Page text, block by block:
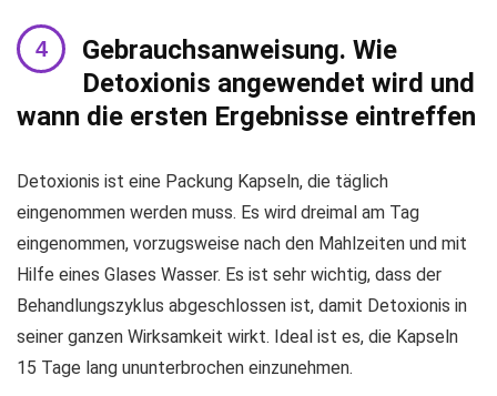
Gebrauchsanweisung. Wie
Detoxionis angewendet wird und
wann die ersten Ergebnisse eintreffen
Detoxionis ist eine Packung Kapseln, die täglich
eingenommen werden muss. Es wird dreimal am Tag
eingenommen, vorzugsweise nach den Mahlzeiten und mit
Hilfe eines Glases Wasser. Es ist sehr wichtig, dass der
Behandlungszyklus abgeschlossen ist, damit Detoxionis in
seiner ganzen Wirksamkeit wirkt. Ideal ist es, die Kapseln
15 Tage lang ununterbrochen einzunehmen.